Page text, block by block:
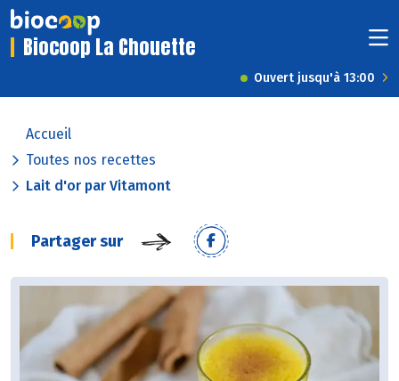
Biocoop La Chouette
Ouvert jusqu'à 13:00
Accueil
Toutes nos recettes
Lait d'or par Vitamont
Partager sur